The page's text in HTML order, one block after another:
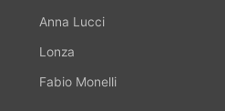
Anna Lucci
Lonza
Fabio Monelli